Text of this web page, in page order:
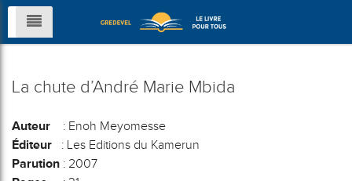
La chute d’André Marie Mbida
Auteur : Enoh Meyomesse
Éditeur : Les Editions du Kamerun
Parution : 2007